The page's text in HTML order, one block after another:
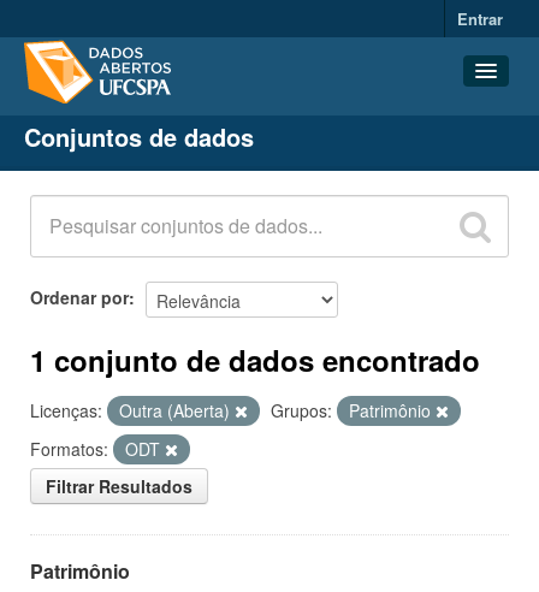
Entrar
Conjuntos de dados
Organizações
Grupos
Sobre
Conjuntos de dados
Ordenar por
1 conjunto de dados encontrado
Licenças: Outra (Aberta) Grupos:
Patrimônio
Formatos:
ODT
Filtrar Resultados
Patrimônio